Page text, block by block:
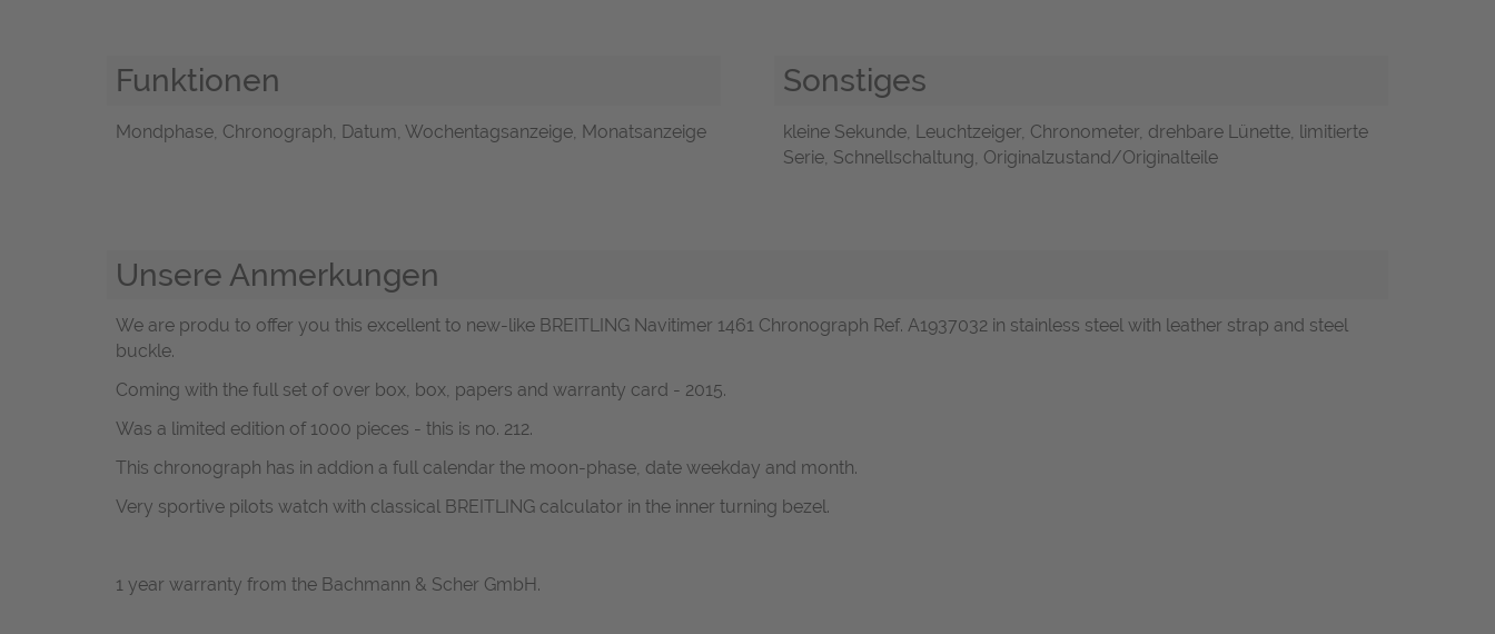
Funktionen
Mondphase, Chronograph, Datum, Wochentagsanzeige, Monatsanzeige
Sonstiges
kleine Sekunde, Leuchtzeiger, Chronometer, drehbare Lünette, limitierte
Serie, Schnellschaltung, Originalzustand/Originalteile
Unsere Anmerkungen
We are produ to offer you this excellent to new-like BREITLING Navitimer 1461 Chronograph Ref. A1937032 in stainless steel with leather strap and steel
buckle.
Coming with the full set of over box, box, papers and warranty card - 2015.
Was a limited edition of 1000 pieces - this is no. 212.
This chronograph has in addion a full calendar the moon-phase, date weekday and month.
Very sportive pilots watch with classical BREITLING calculator in the inner turning bezel.
1 year warranty from the Bachmann & Scher GmbH.